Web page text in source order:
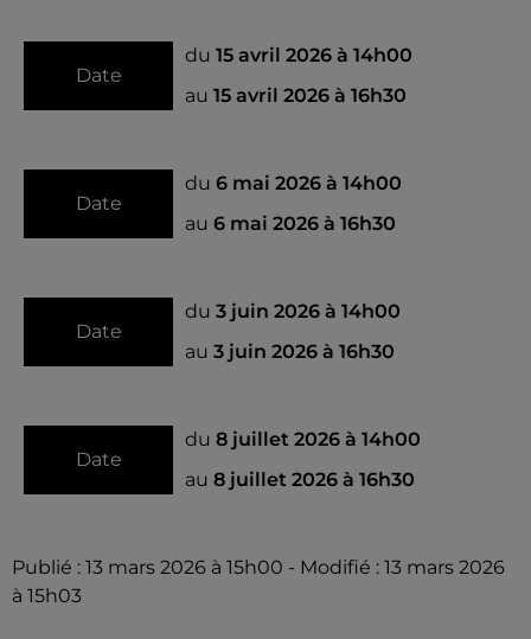
Date
du 15 avril 2026 à 14h00
au 15 avril 2026 à 16h30
Date
du 6 mai 2026 à 14h00
au 6 mai 2026 à 16h30
Date
du 3 juin 2026 à 14h00
au 3 juin 2026 à 16h30
Date
du 8 juillet 2026 à 14h00
au 8 juillet 2026 à 16h30
Publié : 13 mars 2026 à 15h00 - Modifié : 13 mars 2026
à 15h03